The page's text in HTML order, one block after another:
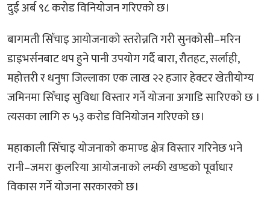
दुई अर्ब ९८ करोड विनियोजन गरिएको छ।
बागमती सिँचाइ आयोजनाको स्तरोन्नति गरी सुनकोसी–मरिन
डाइभर्सनबाट थप हुने पानी उपयोग गर्दै बारा, रौतहट, सर्लाही,
महोत्तरी र धनुषा जिल्लाका एक लाख २२ हजार हेक्टर खेतीयोग्य
जमिनमा सिँचाइ सुविधा विस्तार गर्ने योजना अगाडि सारिएको छ ।
त्यसका लागि रु ५३ करोड विनियोजन गरिएको छ।
महाकाली सिँचाइ योजनाको कमाण्ड क्षेत्र विस्तार गरिनेछ भने
रानी–जमरा कुलरिया आयोजनाको लम्की खण्डको पूर्वाधार
विकास गर्ने योजना सरकारको छ।